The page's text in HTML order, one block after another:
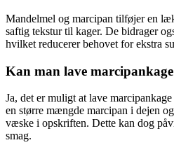
Mandelmel og marcipan tilføjer en
saftig tekstur til kager. De bidrager
hvilket reducerer behovet for ekstra
Kan man lave
Ja, det er muligt at lave
en større mængde marcipan i dejen
væske i opskriften. Dette kan dog
smag.